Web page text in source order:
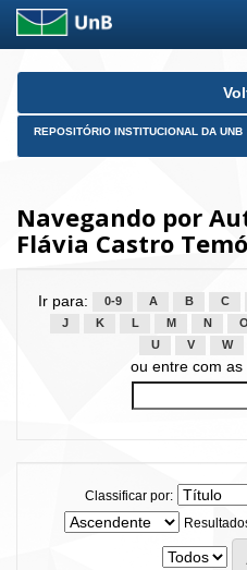
Skip
REPOSITÓRIO INSTITUCIONAL DA UNB
Navegando por
Flávia Castro
Ir para: 0-9 A B C
J
K L M N O
U
V W
ou entre com
Classificar por: